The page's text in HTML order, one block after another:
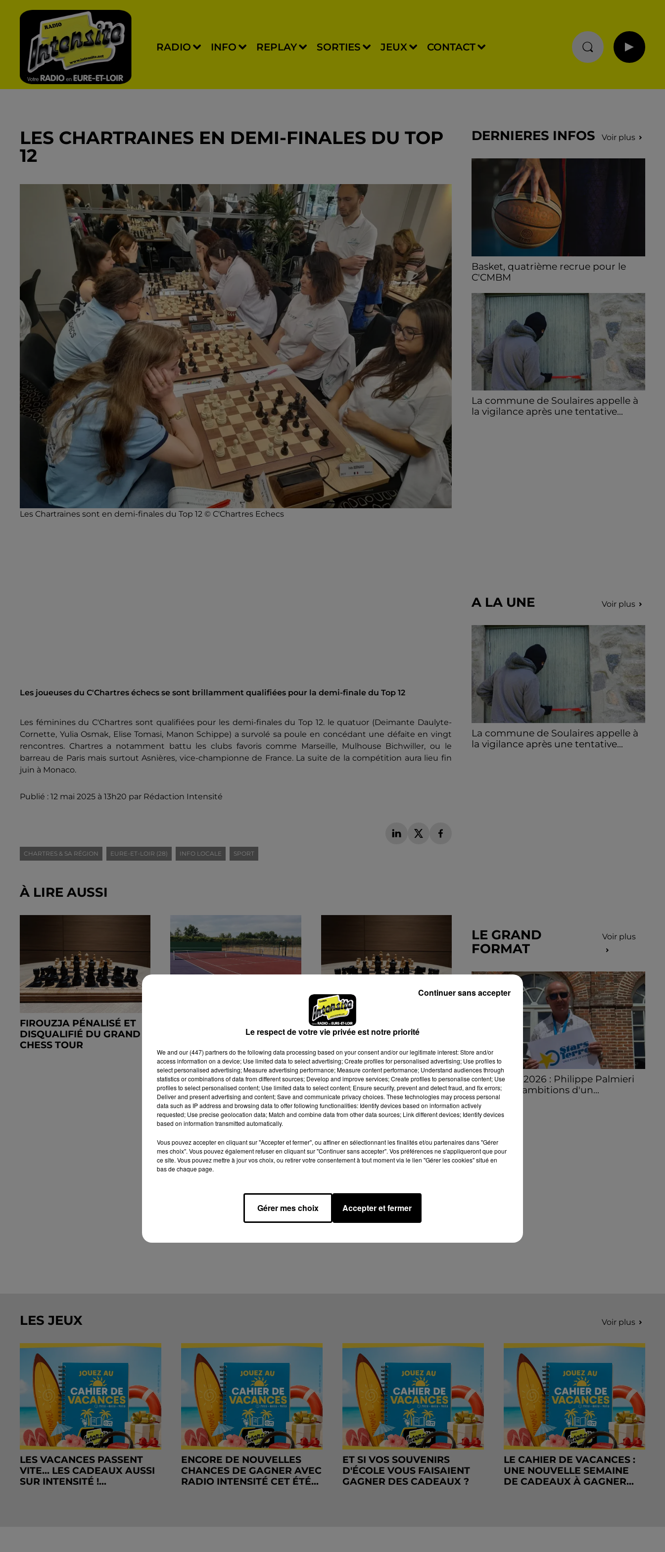
RADIO INFO REPLAY SORTIES JEUX CONTACT
LES CHARTRAINES EN DEMI-FINALES DU TOP
12
Les Chartraines sont en demi-finales du Top 12 © C'Chartres Echecs
Les joueuses du C'Chartres échecs se sont brillamment qualifiées pour la demi-finale du Top 12
Les féminines du C'Chartres sont qualifiées pour les demi-finales du Top 12. le quatuor (Deimante Daulyte-
Cornette, Yulia Osmak, Elise Tomasi, Manon Schippe) a survolé sa poule en concédant une défaite en vingt
rencontres. Chartres a notamment battu les clubs favoris comme Marseille, Mulhouse Bichwiller, ou le
barreau de Paris mais surtout Asnières, vice-championne de France. La suite de la compétition aura lieu fin
juin à Monaco.
Publié : 12 mai 2025 à 13h20 par Rédaction Intensité
CHARTRES & SA RÉGION EURE-ET-LOIR (28) INFO LOCALE SPORT
À LIRE AUSSI
FIROUZJA PÉNALISÉ ET
DISQUALIFIÉ DU GRAND
CHESS TOUR
DE TENNIS REVIT !
NOUVEAU TITRE POUR
FIROUZJA AU "SUPER
ZAGREB
DERNIERES INFOS Voir plus
Basket, quatrième recrue pour le
C'CMBM
Jonathan Mkamba en provenance de Pau.
La commune de Soulaires appelle à
la vigilance après une tentative...
A LA UNE Voir plus
La commune de Soulaires appelle à
la vigilance après une tentative...
LE GRAND
FORMAT
Voir plus
Stars'Terre 2026 : Philippe Palmieri
dévoile les ambitions d'un...
À quelques semaines de la première
édition de Stars'Terre, organisée du 18 au 20
LES JEUX Voir plus
LES VACANCES PASSENT
VITE... LES CADEAUX AUSSI
SUR INTENSITÉ !...
ENCORE DE NOUVELLES
CHANCES DE GAGNER AVEC
RADIO INTENSITÉ CET ÉTÉ...
ET SI VOS SOUVENIRS
D'ÉCOLE VOUS FAISAIENT
GAGNER DES CADEAUX ?
LE CAHIER DE VACANCES :
UNE NOUVELLE SEMAINE
DE CADEAUX À GAGNER...
Le respect de votre vie privée est notre priorité
We and our (447) partnersdo the following data processing based on your consent and/or our legitimate interest: Store and/or
access information on a device; Use limited data to select advertising; Create profiles for personalised advertising; Use profiles to
select personalised advertising; Measure advertising performance; Measure content performance; Understand audiences through
statistics or combinations of data from different sources; Develop and improve services; Create profiles to personalise content; Use
profiles to select personalised content; Use limited data to select content; Ensure security, prevent and detect fraud, and fix errors;
Deliver and present advertising and content; Save and communicate privacy choices. These technologies may process personal
data such as IP address and browsing data to offer following functionalities: Identify devices based on information actively
requested; Use precise geolocation data; Match and combine data from other data sources; Link different devices; Identify devices
based on information transmitted automatically.
Vous pouvez accepter en cliquant sur "Accepter et fermer", ou affiner en sélectionnant les finalités et/ou partenaires dans "Gérer
mes choix". Vous pouvez également refuser en cliquant sur "Continuer sans accepter". Vos préférences ne s'appliqueront que pour
ce site. Vous pouvez mettre à jour vos choix, ou retirer votre consentement à tout moment via le lien "Gérer les cookies" situé en
bas de chaque page.
Gérer mes choix Accepter et fermer
Continuer sans accepter